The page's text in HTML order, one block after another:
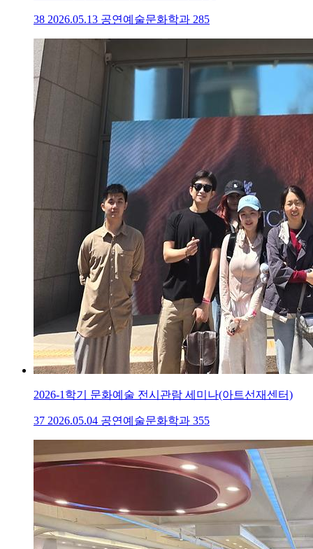
38 2026.05.13 공연예술문화학과 285
2026-1학기 문화예술 전시관람 세미나(아트선재센터)
37 2026.05.04 공연예술문화학과 355